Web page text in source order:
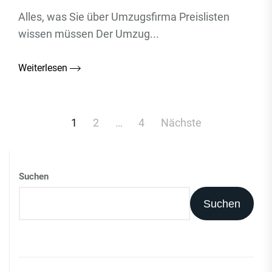
Alles, was Sie über Umzugsfirma Preislisten
wissen müssen Der Umzug...
Weiterlesen
Beitragsnavigation
1 2 … 4 Nächste
Suchen
Suchen